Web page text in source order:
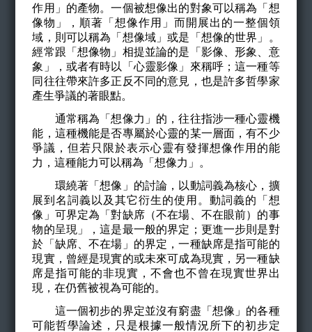
作用」的產物。一個被想像出的對象可以稱為「想
像物」，順著「想像作用」而開展出的一整個領
域，則可以稱為「想像域」或是「想像的世界」。
經常跟「想像物」相提並論的是「影像、形象、意
象」，或者有時以「心靈影像」來稱呼；這一種等
同往往帶來許多正反不同的意見，也是許多哲學家
產生爭議的著眼點。
通常稱為「想像力」的，往往指涉一種心靈機
能，這種機能是否專屬於心靈的某一層面，有不少
爭議，但若只限於表示心靈有發揮想像作用的能
力，這種能力可以稱為「想像力」。
環繞著「想像」的討論，以動詞義為核心，擴
展到名詞義以及其它衍生的使用。動詞義的「想
像」可界定為「對缺席（不在場、不在眼前）的事
物的呈現」，這是最一般的界定；更進一步則是對
於「缺席、不在場」的界定，一種缺席是指可能的
現實，曾經是現實的或未來可成為現實，另一種缺
席是指可能的非現實，不會也不曾在現實世界出
現，在仍舊被視為可能的。
這一個初步的界定並沒有窮盡「想像」的各種
可能哲學論述，只是根據一般情況所下的初步定